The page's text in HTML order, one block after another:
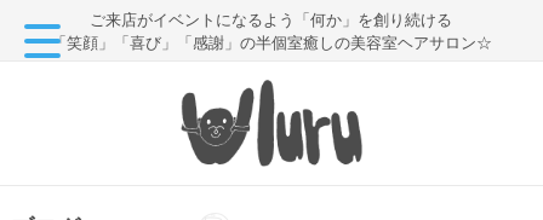
ご来店がイベントになるよう「何か」を創り続ける
「笑顔」「喜び」「感謝」の半個室癒しの美容室ヘアサロン☆